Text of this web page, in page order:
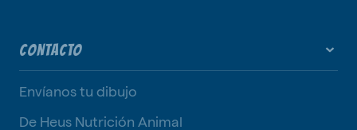
CONTACTO
Envíanos tu dibujo
De Heus Nutrición Animal